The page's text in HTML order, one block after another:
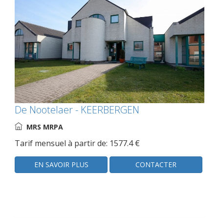
De Nootelaer - KEERBERGEN
MRS MRPA
Tarif mensuel à partir de: 1577.4 €
EN SAVOIR PLUS CONTACTER